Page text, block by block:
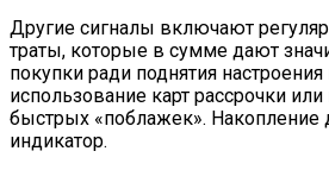
Другие сигналы включают
траты, которые в сумме дают
покупки ради поднятия настроения
использование карт рассрочки
быстрых «поблажек».
индикатор.